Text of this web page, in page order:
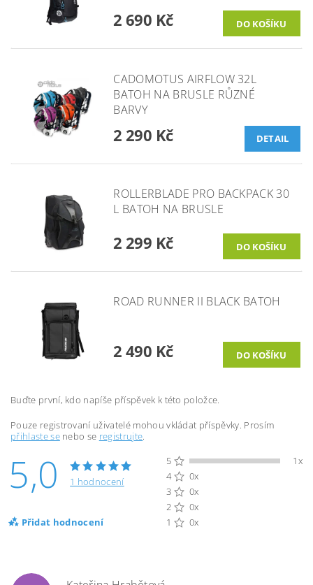
2 690 Kč
CADOMOTUS AIRFLOW 32L
BATOH NA BRUSLE RŮZNÉ
BARVY
2 290 Kč DETAIL
ROLLERBLADE PRO BACKPACK 30
L BATOH NA BRUSLE
2 299 Kč
ROAD RUNNER II BLACK BATOH
2 490 Kč
Buďte první, kdo napíše příspěvek k této položce.
Pouze registrovaní uživatelé mohou vkládat příspěvky. Prosím
přihlaste senebo se registrujte.
5,0 1 hodnocení
Přidat hodnocení
5
1x
4
0x
3
0x
2
0x
1
0x